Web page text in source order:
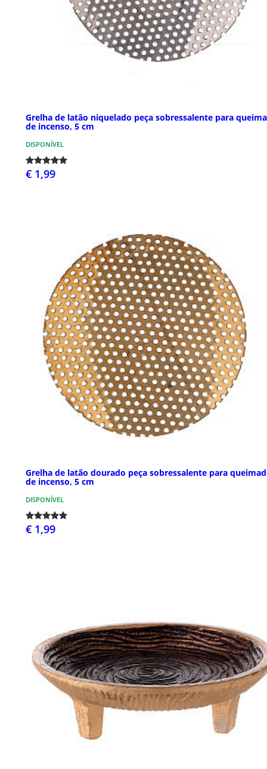
Grelha de latão niquelado peça sobressalente para
de incenso, 5 cm
DISPONÍVEL
€ 1,99
Grelha de latão dourado peça sobressalente para
de incenso, 5 cm
DISPONÍVEL
€ 1,99